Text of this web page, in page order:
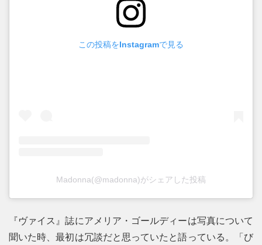
この投稿をInstagramで見る
Madonna(@madonna)がシェアした投稿
『ヴァイス』誌にアメリア・ゴールディーは写真について
聞いた時、最初は冗談だと思っていたと語っている。「び